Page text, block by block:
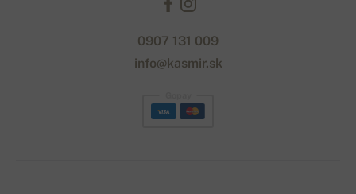
0907 131 009
info@kasmir.sk